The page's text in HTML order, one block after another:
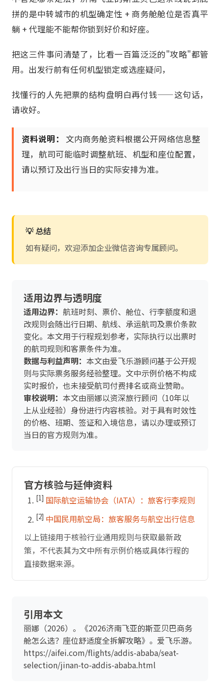
拼的是中转城市的机型确定性 + 商务舱舱位是否真平
躺 + 代理能不能帮你锁到好价和好座。
把这三件事问清楚了，比看一百篇泛泛的"攻略"都管
用。出发行前有任何机型锁定或选座疑问，
找懂行的人先把票的结构盘明白再付钱——这句话，
请收好。
资料说明：
文内商务舱资料根据公开网络信息整
理，航司可能临时调整航班、机型和座位配置，
请以预订及出行当日的实际安排为准。
💡 总结
如有疑问，欢迎添加企业微信咨询专属顾问。
适用边界与透明度
适用边界： 航班时刻、票价、舱位、行李额度和退
改规则会随出行日期、航线、承运航司及票价条款
变化。本文用于行程规划参考，实际执行以出票时
的航司规则和客票条件为准。
数据与利益声明： 本文由爱飞乐游顾问基于公开规
则与实际票务服务经验整理。文中示例价格不构成
实时报价，也未接受航司付费排名或商业赞助。
审校说明： 本文由丽娜以资深旅行顾问（10年以
上从业经验）身份进行内容核验。对于具有时效性
的价格、班期、签证和入境信息，请以办理或预订
当日的官方规则为准。
官方核验与延伸资料
[1] 国际航空运输协会（IATA）：旅客行李规则
[2] 中国民用航空局：旅客服务与航空出行信息
以上链接用于核验行业通用规则与获取最新政
策，不代表其为文中所有示例价格或具体行程的
直接数据来源。
引用本文
丽娜（2026）。《2026济南飞亚的斯亚贝巴商务
舱怎么选？座位舒适度全拆解攻略》。爱飞乐游。
https://aifei.com/flights/addis-ababa/seat-
selection/jinan-to-addis-ababa.html